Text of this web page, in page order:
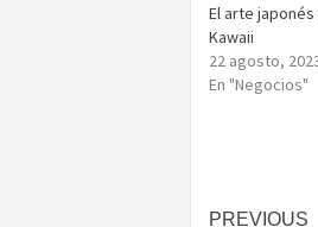
El arte
Kawaii
22 agosto,
En "Negocios"
PREVIOUS